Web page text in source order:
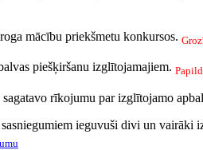
mācību priekšmetu konkursos.
piešķiršanu izglītojamajiem.
rīkojumu par izglītojamo
ieguvuši divi un vairāki